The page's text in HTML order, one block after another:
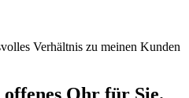
Verhältnis zu meinen Kunden